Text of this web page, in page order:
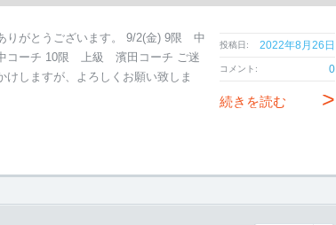
投稿日: 2022年8月26日
コメント: 0
続きを読む >
りがとうございます。 9/2(金) 9限 中
コーチ 10限 上級 濱田コーチ ご迷
けしますが、よろしくお願い致しま